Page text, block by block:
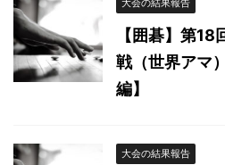
大会の結果報告
【囲碁】第
戦（世界アマ
編】
大会の結果報告